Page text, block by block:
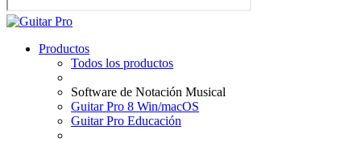
Productos
Todos los productos
Software de Notación Musical
Guitar Pro 8 Win/macOS
Guitar Pro Educación